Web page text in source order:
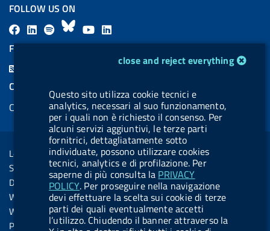
cookie management moduleclose and reject everything
Questo sito utilizza cookie tecnici e
analytics, necessari al suo funzionamento,
per i quali non è richiesto il consenso. Per
alcuni servizi aggiuntivi, le terze parti
fornitrici, dettagliatamente sotto
individuate, possono utilizzare cookies
tecnici, analytics e di profilazione. Per
saperne di più consulta la PRIVACY
POLICY. Per proseguire nella navigazione
devi effettuare la scelta sui cookie di terze
parti dei quali eventualmente accetti
l’utilizzo. Chiudendo il banner attraverso la
FOLLOW US ON
F
a
L
i
a
l
.
b
u
t
t
o
n
.
B
l
s
k
y
Y
o
u
b
e
i
e
d
i
n
FEED RSS
COOKIES
Cookie management
Sezione Link Utili
Legal notice
Social Media Policy
Dichiarazione di accessibilità
Web accessibility
Website statistics
Privacy